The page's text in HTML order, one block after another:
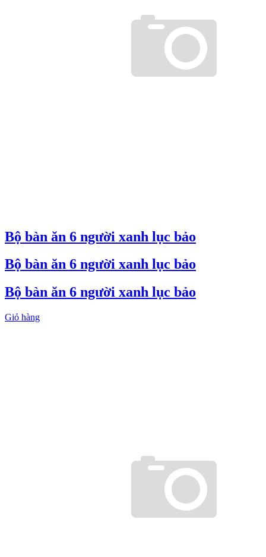
Bộ bàn ăn 6 người xanh lục bảo
Bộ bàn ăn 6 người xanh lục bảo
Bộ bàn ăn 6 người xanh lục bảo
Giỏ hàng